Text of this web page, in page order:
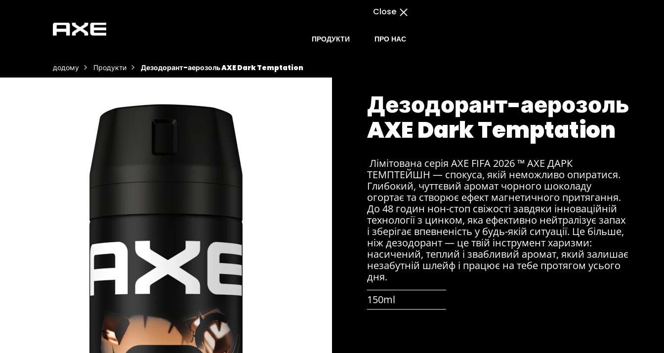
Close
ПРОДУКТИ ПРО НАС
додому Продукти Дезодорант-аерозоль AXE Dark Temptation
Дезодорант-аерозоль
AXE Dark Temptation
Лімітована серія AXE FIFA 2026 ™ AXE ДАРК
ТЕМПТЕЙШН — спокуса, якій неможливо опиратися.
Глибокий, чуттєвий аромат чорного шоколаду
огортає та створює ефект магнетичного притягання.
До 48 годин нон-стоп свіжості завдяки інноваційній
технології з цинком, яка ефективно нейтралізує запах
і зберігає впевненість у будь-якій ситуації. Це більше,
ніж дезодорант — це твій інструмент харизми:
насичений, теплий і звабливий аромат, який залишає
незабутній шлейф і працює на тебе протягом усього
дня.
150ml